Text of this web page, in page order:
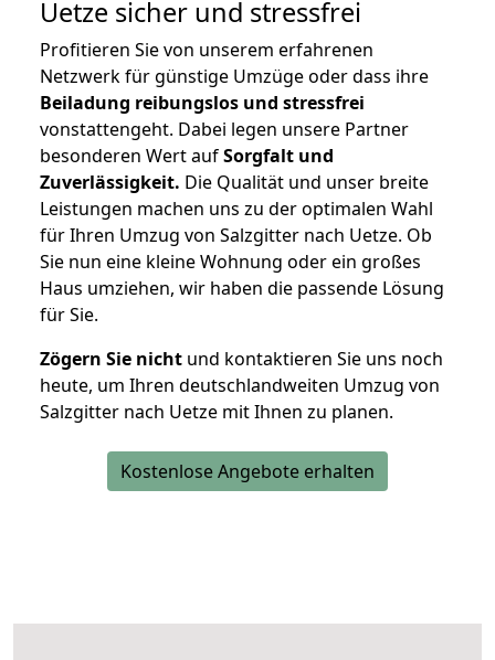
Uetze sicher und stressfrei
Profitieren Sie von unserem erfahrenen
Netzwerk für günstige Umzüge oder dass ihre
Beiladung reibungslos und stressfrei
vonstattengeht. Dabei legen unsere Partner
besonderen Wert aufSorgfalt und
Zuverlässigkeit. Die Qualität und unser breite
Leistungen machen uns zu der optimalen Wahl
für Ihren Umzug von Salzgitter nach Uetze. Ob
Sie nun eine kleine Wohnung oder ein großes
Haus umziehen, wir haben die passende Lösung
für Sie.
Zögern Sie nicht und kontaktieren Sie uns noch
heute, um Ihren deutschlandweiten Umzug von
Salzgitter nach Uetze mit Ihnen zu planen.
Kostenlose Angebote erhalten